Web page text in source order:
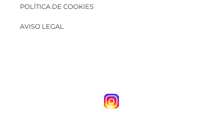
POLÍTICA DE COOKIES
AVISO LEGAL